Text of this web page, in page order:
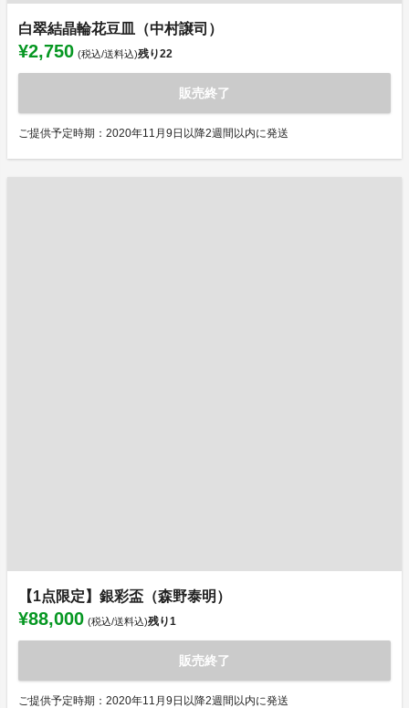
白翠結晶輪花豆皿（中村譲司）
¥2,750 (税込/送料込)残り22
販売終了
ご提供予定時期：2020年11月9日以降2週間以内に発送
【1点限定】銀彩盃（森野泰明）
¥88,000 (税込/送料込)残り1
販売終了
ご提供予定時期：2020年11月9日以降2週間以内に発送